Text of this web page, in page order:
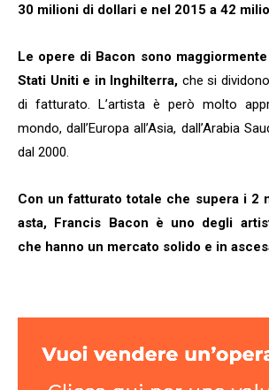
30 milioni di dollari e nel 2015 a 42
Le opere di Bacon sono
Stati Uniti e in Inghilterra, che si
di fatturato. L’artista è però molto
mondo, dall’Europa all’Asia, dall’Arabia
dal 2000.
Con un fatturato totale che supera i 2
asta, Francis Bacon è uno degli
che hanno un mercato solido e in